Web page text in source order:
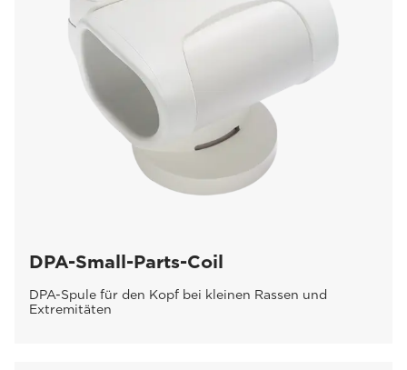
DPA-Small-Parts-Coil
DPA-Spule für den Kopf bei kleinen Rassen und
Extremitäten